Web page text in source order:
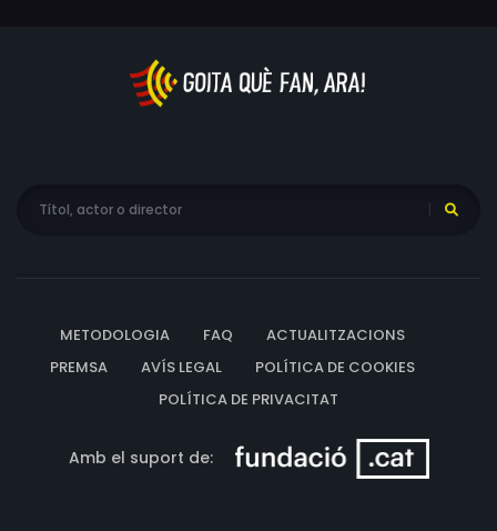
METODOLOGIA FAQ
ACTUALITZACIONS
PREMSA
AVÍS LEGAL
POLÍTICA DE COOKIES
POLÍTICA DE PRIVACITAT
Amb el suport de: